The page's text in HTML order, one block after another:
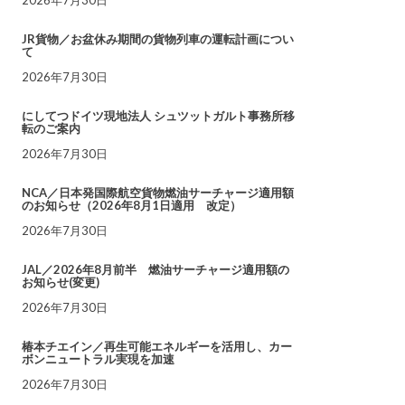
JR貨物／お盆休み期間の貨物列車の運転計画につい
て
2026年7月30日
にしてつドイツ現地法人 シュツットガルト事務所移
転のご案内
2026年7月30日
NCA／日本発国際航空貨物燃油サーチャージ適用額
のお知らせ（2026年8月1日適用 改定）
2026年7月30日
JAL／2026年8月前半 燃油サーチャージ適用額の
お知らせ(変更)
2026年7月30日
椿本チエイン／再生可能エネルギーを活用し、カー
ボンニュートラル実現を加速
2026年7月30日